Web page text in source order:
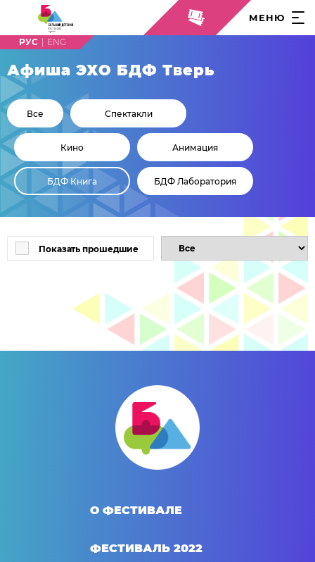
МЕНЮ
Афиша ЭХО БДФ Тверь
Все Спектакли
Кино Анимация
БДФ Книга БДФ Лаборатория
Показать прошедшие
О ФЕСТИВАЛЕ
ФЕСТИВАЛЬ 2022